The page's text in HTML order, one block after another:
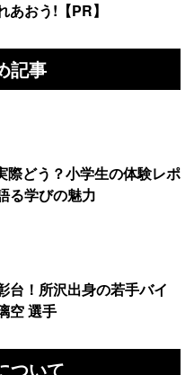
あおう!【PR】
記事
際どう？小学生の体験レポ
る学びの魅力
台！所沢出身の若手バイ
空 選手
ついて